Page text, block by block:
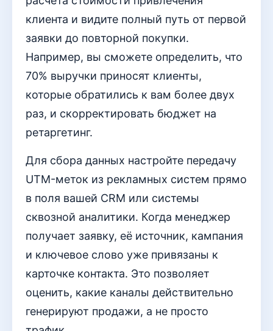
клиента и видите полный путь от первой
заявки до повторной покупки.
Например, вы сможете определить, что
70% выручки приносят клиенты,
которые обратились к вам более двух
раз, и скорректировать бюджет на
ретаргетинг.
Для сбора данных настройте передачу
UTM-меток из рекламных систем прямо
в поля вашей CRM или системы
сквозной аналитики. Когда менеджер
получает заявку, её источник, кампания
и ключевое слово уже привязаны к
карточке контакта. Это позволяет
оценить, какие каналы действительно
генерируют продажи, а не просто